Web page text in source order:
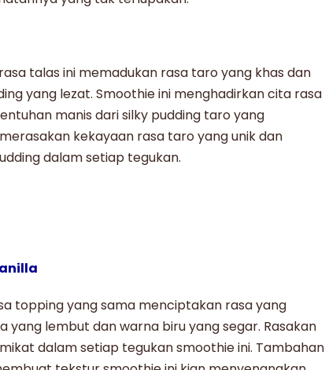
talas ini memadukan rasa taro yang khas dan
yang lezat. Smoothie ini menghadirkan cita rasa
manis darisilky pudding taroyang
kekayaan rasa taro yang unik dan
dalam setiap tegukan.
topping yang sama menciptakan rasa yang
yang lembut dan warna biru yang segar. Rasakan
dalam setiap tegukan smoothie ini. Tambahan